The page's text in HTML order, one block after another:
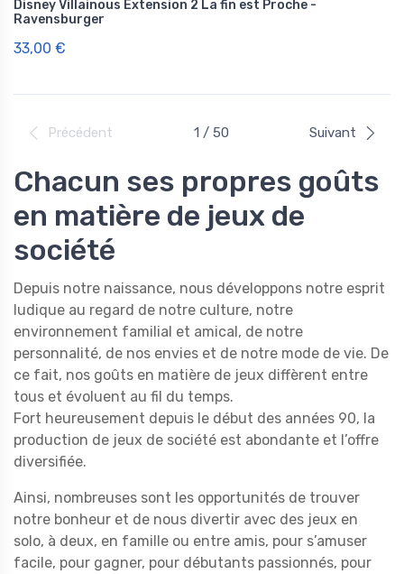
Disney Villainous Extension 2 La fin est Proche -
Ravensburger
33,00 €
Précédent 1 / 50 Suivant
Chacun ses propres goûts
en matière de jeux de
société
Depuis notre naissance, nous développons notre esprit
ludique au regard de notre culture, notre
environnement familial et amical, de notre
personnalité, de nos envies et de notre mode de vie. De
ce fait, nos goûts en matière de jeux diffèrent entre
tous et évoluent au fil du temps.
Fort heureusement depuis le début des années 90, la
production de jeux de société est abondante et l’offre
diversifiée.
Ainsi, nombreuses sont les opportunités de trouver
notre bonheur et de nous divertir avec des jeux en
solo, à deux, en famille ou entre amis, pour s’amuser
facile, pour gagner, pour débutants passionnés, pour